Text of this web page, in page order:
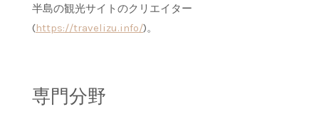
半島の観光サイトのクリエイター
(https://travelizu.info/)。
専門分野